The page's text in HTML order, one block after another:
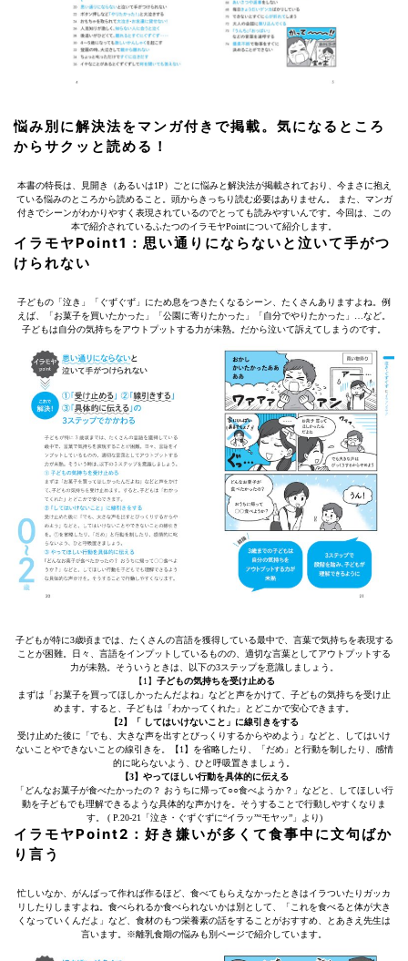
悩み別に解決法をマンガ付きで掲載。気になるところ
からサクッと読める！
本書の特長は、見開き（あるいは1P）ごとに悩みと解決法が掲載されており、今まさに抱え
ている悩みのところから読めること。頭からきっちり読む必要はありません。 また、マンガ
付きでシーンがわかりやすく表現されているのでとっても読みやすいんです。今回は、この
本で紹介されているふたつのイラモヤPointについて紹介します。
イラモヤPoint1：思い通りにならないと泣いて手がつ
けられない
子どもの「泣き」「ぐずぐず」にため息をつきたくなるシーン、たくさんありますよね。例
えば、「お菓子を買いたかった」「公園に寄りたかった」「自分でやりたかった」…など。
子どもは自分の気持ちをアウトプットする力が未熟。だから泣いて訴えてしまうのです。
子どもが特に3歳頃までは、たくさんの言語を獲得している最中で、言葉で気持ちを表現する
ことが困難。日々、言語をインプットしているものの、適切な言葉としてアウトプットする
力が未熟。そういうときは、以下の3ステップを意識しましょう。
【1】 子どもの気持ちを受け止める
まずは「お菓子を買ってほしかったんだよね」などと声をかけて、子どもの気持ちを受け止
めます。すると、子どもは「わかってくれた」とどこかで安心できます。
【2】「 してはいけないこと」に線引きをする
受け止めた後に「でも、大きな声を出すとびっくりするからやめよう」などと、してはいけ
ないことやできないことの線引きを。【1】を省略したり、「だめ」と行動を制したり、感情
的に叱らないよう、ひと呼吸置きましょう。
【3】やってほしい行動を具体的に伝える
「どんなお菓子が食べたかったの？ おうちに帰って○○食べようか？」などと、してほしい行
動を子どもでも理解できるような具体的な声かけを。そうすることで行動しやすくなりま
す。 ( P.20-21「泣き・ぐずぐずに“イラッ”“モヤッ”」より)
イラモヤPoint2：好き嫌いが多くて食事中に文句ばか
り言う
忙しいなか、がんばって作れば作るほど、食べてもらえなかったときはイラついたりガッカ
リしたりしますよね。食べられるか食べられないかは別として、「これを食べると体が大き
くなっていくんだよ」など、食材のもつ栄養素の話をすることがおすすめ、とあきえ先生は
言います。※離乳食期の悩みも別ページで紹介しています。